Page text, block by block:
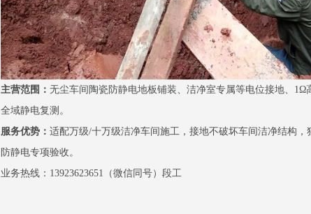
主营范围： 无尘车间陶瓷防静电地板铺装、洁净室专属等电位接地、1Ω
全域静电复测。
服务优势： 适配万级/十万级洁净车间施工，接地不破坏车间洁净结构
防静电专项验收。
业务热线：13923623651（微信同号）段工